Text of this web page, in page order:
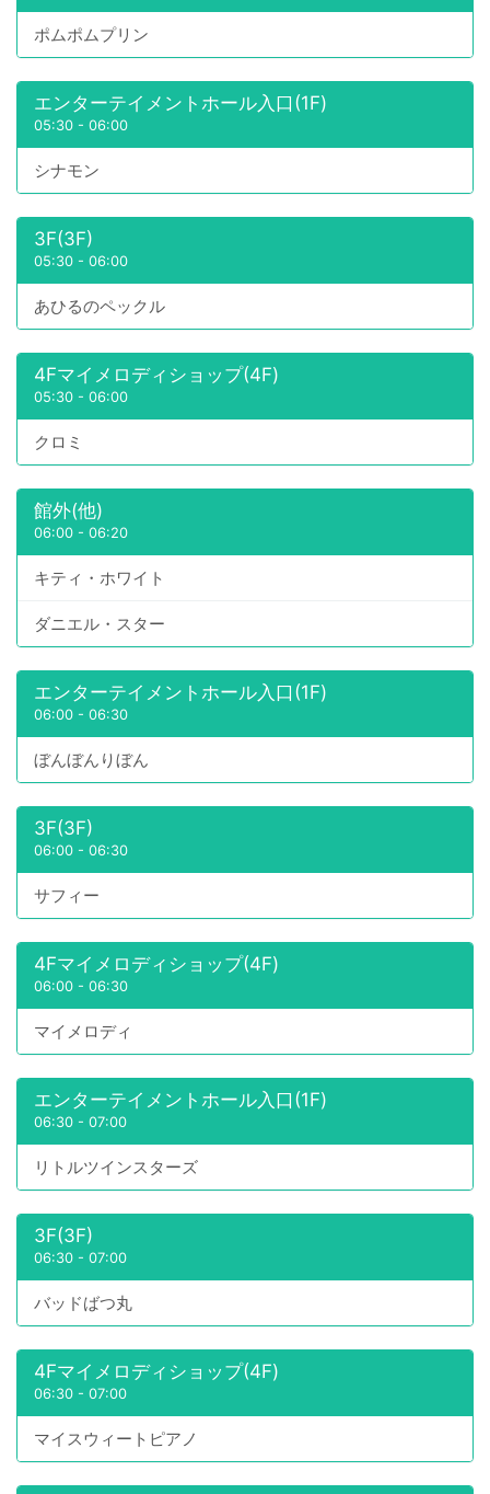
ポムポムプリン
エンターテイメントホール入口(1F)
05:30 - 06:00
シナモン
3F(3F)
05:30 - 06:00
あひるのペックル
4Fマイメロディショップ(4F)
05:30 - 06:00
クロミ
館外(他)
06:00 - 06:20
キティ・ホワイト
ダニエル・スター
エンターテイメントホール入口(1F)
06:00 - 06:30
ぼんぼんりぼん
3F(3F)
06:00 - 06:30
サフィー
4Fマイメロディショップ(4F)
06:00 - 06:30
マイメロディ
エンターテイメントホール入口(1F)
06:30 - 07:00
リトルツインスターズ
3F(3F)
06:30 - 07:00
バッドばつ丸
4Fマイメロディショップ(4F)
06:30 - 07:00
マイスウィートピアノ